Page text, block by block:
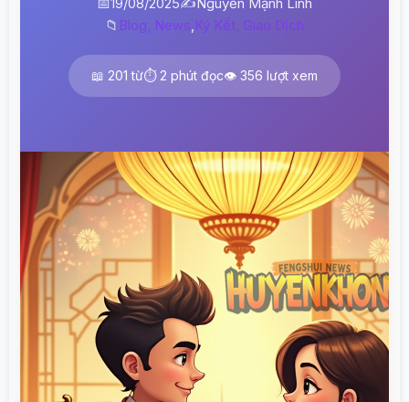
📁 Blog, News,Ký Kết, Giao Dịch
📖 201 từ⏱️ 2 phút đọc👁️ 356 lượt xem